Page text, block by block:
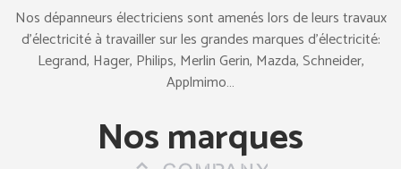
Nos dépanneurs électriciens sont amenés lors de leurs travaux
d’électricité à travailler sur les grandes marques d’électricité:
Legrand, Hager, Philips, Merlin Gerin, Mazda, Schneider,
Applmimo…
Nos marques